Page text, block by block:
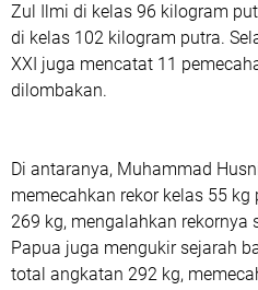
Zul Ilmi di kelas 96 kilogram
di kelas 102 kilogram putra.
XXI juga mencatat 11
dilombakan.
Di antaranya, Muhammad
memecahkan rekor kelas 55
269 kg, mengalahkan rekornya
Papua juga mengukir sejarah
total angkatan 292 kg,